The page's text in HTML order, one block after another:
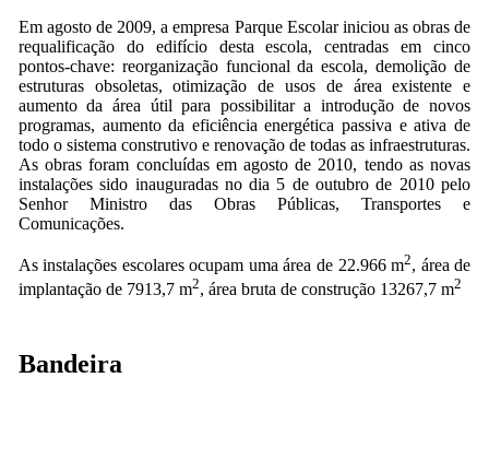
Em agosto de 2009, a empresa Parque Escolar iniciou as obras de
requalificação do edifício desta escola, centradas em cinco
pontos-chave: reorganização funcional da escola, demolição de
estruturas obsoletas, otimização de usos de área existente e
aumento da área útil para possibilitar a introdução de novos
programas, aumento da eficiência energética passiva e ativa de
todo o sistema construtivo e renovação de todas as infraestruturas.
As obras foram concluídas em agosto de 2010, tendo as novas
instalações sido inauguradas no dia 5 de outubro de 2010 pelo
Senhor Ministro das Obras Públicas, Transportes e
Comunicações.
As instalações escolares ocupam uma área de 22.966 m2, área de
implantação de 7913,7 m2, área bruta de construção 13267,7 m2
Bandeira